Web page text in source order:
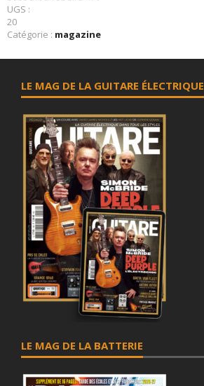
UGS :
20
Catégorie : magazine
LE MAG DE LA GUITARE ÉLECTRIQUE
LE MAG DE LA BATTERIE